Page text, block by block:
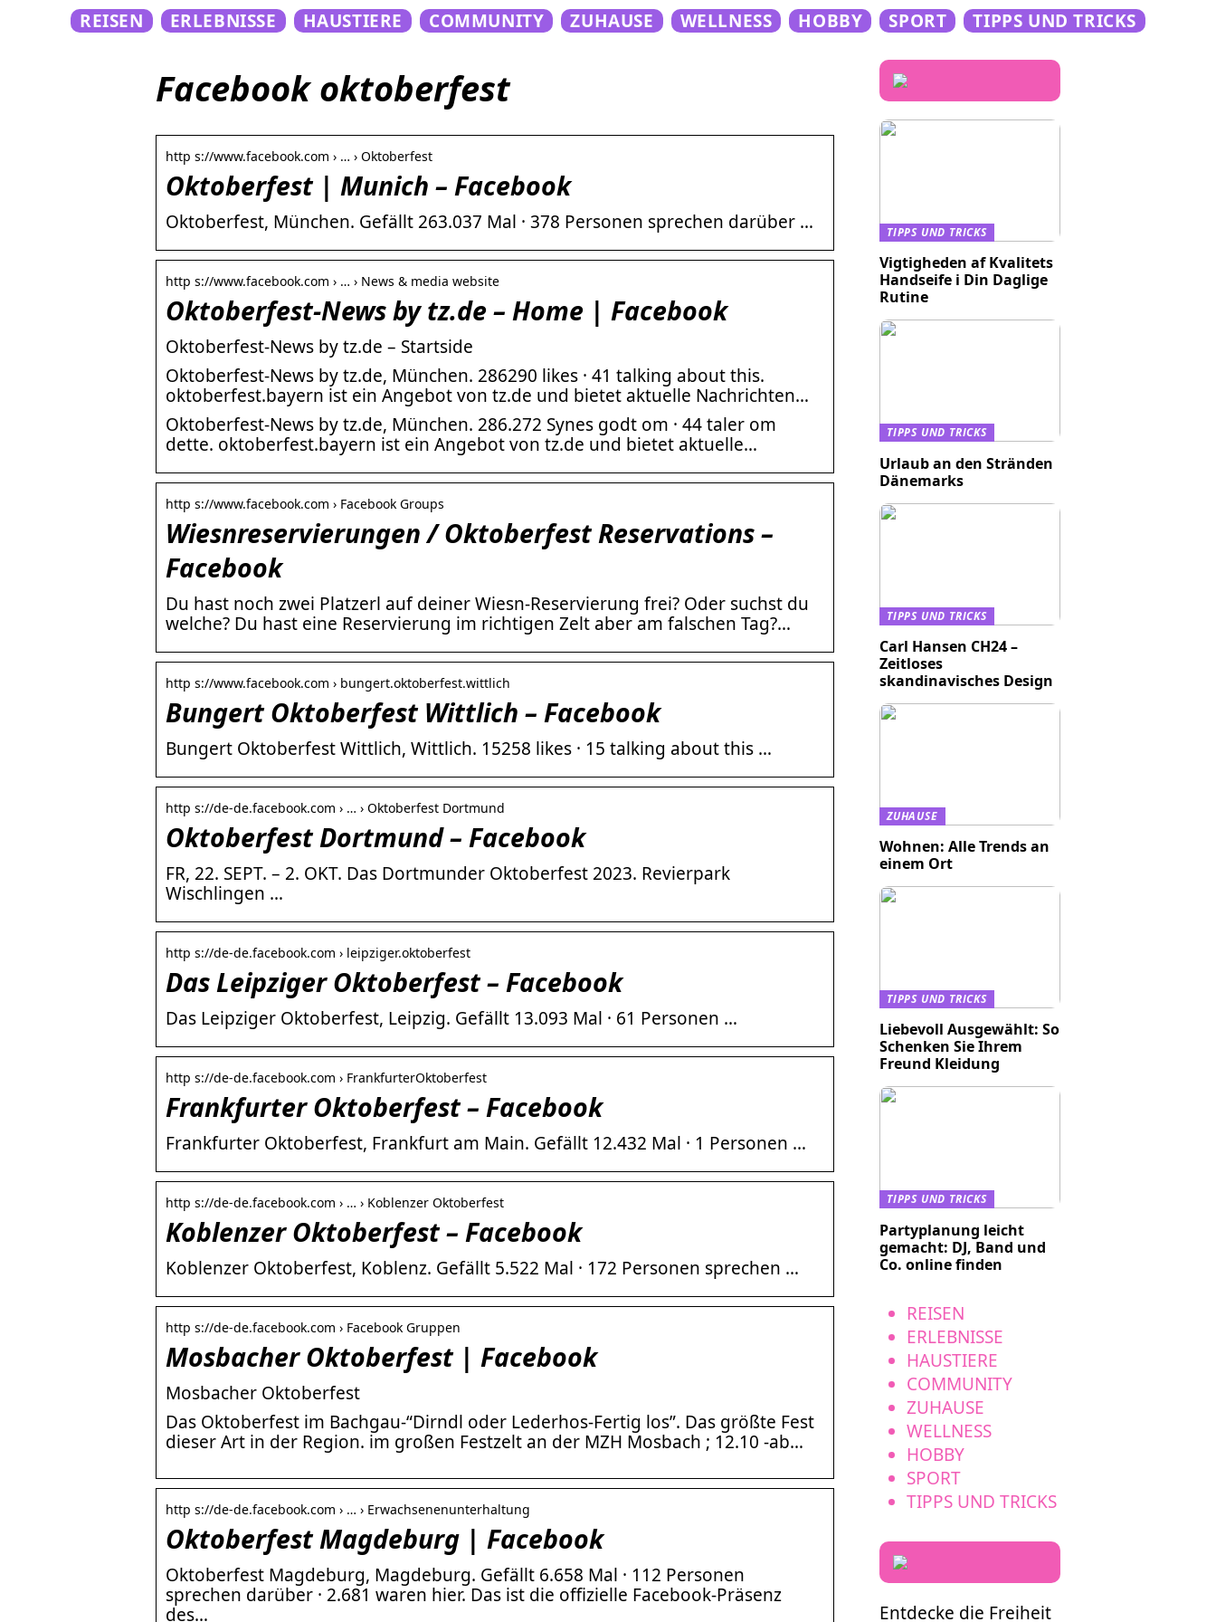
REISEN ERLEBNISSE HAUSTIERE COMMUNITY ZUHAUSE WELLNESS HOBBY SPORT TIPPS UND TRICKS
Facebook oktoberfest
http s://www.facebook.com › … › Oktoberfest
Oktoberfest | Munich – Facebook
Oktoberfest, München. Gefällt 263.037 Mal · 378 Personen sprechen darüber …
http s://www.facebook.com › … › News & media website
Oktoberfest-News by tz.de – Home | Facebook
Oktoberfest-News by tz.de – Startside
Oktoberfest-News by tz.de, München. 286290 likes · 41 talking about this.
oktoberfest.bayern ist ein Angebot von tz.de und bietet aktuelle Nachrichten…
Oktoberfest-News by tz.de, München. 286.272 Synes godt om · 44 taler om
dette. oktoberfest.bayern ist ein Angebot von tz.de und bietet aktuelle…
http s://www.facebook.com › Facebook Groups
Wiesnreservierungen / Oktoberfest Reservations –
Facebook
Du hast noch zwei Platzerl auf deiner Wiesn-Reservierung frei? Oder suchst du
welche? Du hast eine Reservierung im richtigen Zelt aber am falschen Tag?…
http s://www.facebook.com › bungert.oktoberfest.wittlich
Bungert Oktoberfest Wittlich – Facebook
Bungert Oktoberfest Wittlich, Wittlich. 15258 likes · 15 talking about this …
http s://de-de.facebook.com › … › Oktoberfest Dortmund
Oktoberfest Dortmund – Facebook
FR, 22. SEPT. – 2. OKT. Das Dortmunder Oktoberfest 2023. Revierpark
Wischlingen …
http s://de-de.facebook.com › leipziger.oktoberfest
Das Leipziger Oktoberfest – Facebook
Das Leipziger Oktoberfest, Leipzig. Gefällt 13.093 Mal · 61 Personen …
http s://de-de.facebook.com › FrankfurterOktoberfest
Frankfurter Oktoberfest – Facebook
Frankfurter Oktoberfest, Frankfurt am Main. Gefällt 12.432 Mal · 1 Personen …
http s://de-de.facebook.com › … › Koblenzer Oktoberfest
Koblenzer Oktoberfest – Facebook
Koblenzer Oktoberfest, Koblenz. Gefällt 5.522 Mal · 172 Personen sprechen …
http s://de-de.facebook.com › Facebook Gruppen
Mosbacher Oktoberfest | Facebook
Mosbacher Oktoberfest
Das Oktoberfest im Bachgau-“Dirndl oder Lederhos-Fertig los”. Das größte Fest
dieser Art in der Region. im großen Festzelt an der MZH Mosbach ; 12.10 -ab…
http s://de-de.facebook.com › … › Erwachsenenunterhaltung
Oktoberfest Magdeburg | Facebook
Oktoberfest Magdeburg, Magdeburg. Gefällt 6.658 Mal · 112 Personen
sprechen darüber · 2.681 waren hier. Das ist die offizielle Facebook-Präsenz
des…
TIPPS UND TRICKS
Vigtigheden af Kvalitets
Handseife i Din Daglige
Rutine
TIPPS UND TRICKS
Urlaub an den Stränden
Dänemarks
TIPPS UND TRICKS
Carl Hansen CH24 –
Zeitloses
skandinavisches Design
ZUHAUSE
Wohnen: Alle Trends an
einem Ort
TIPPS UND TRICKS
Liebevoll Ausgewählt: So
Schenken Sie Ihrem
Freund Kleidung
TIPPS UND TRICKS
Partyplanung leicht
gemacht: DJ, Band und
Co. online finden
REISEN
ERLEBNISSE
HAUSTIERE
COMMUNITY
ZUHAUSE
WELLNESS
HOBBY
SPORT
TIPPS UND TRICKS
Entdecke die Freiheit